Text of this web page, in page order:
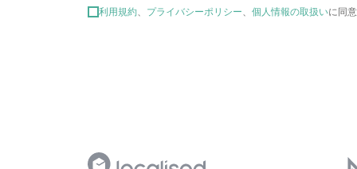
利用規約、 プライバシーポリシー、 個人情報の取扱いに同